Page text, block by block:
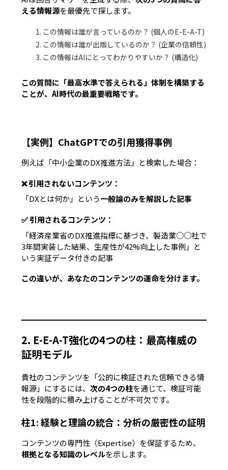
える情報源を最優先で探します。
この情報は誰が言っているのか？ (個人のE-E-A-T)
この情報は誰が出版しているのか？ (企業の信頼性)
この情報はAIにとってわかりやすいか？ (構造化)
この質問に「最高水準で答えられる」体制を構築する
ことが、AI時代の最重要戦略です。
【実例】ChatGPTでの引用獲得事例
例えば「中小企業のDX推進方法」と検索した場合：
❌ 引用されないコンテンツ：
「DXとは何か」という一般論のみを解説した記事
✅ 引用されるコンテンツ：
「経済産業省のDX推進指標に基づき、製造業○○社で
3年間実装した結果、生産性が42%向上した事例」と
いう実証データ付きの記事
この違いが、あなたのコンテンツの運命を分けます。
2. E-E-A-T強化の4つの柱：最高権威の
証明モデル
貴社のコンテンツを 「公的に検証された信頼できる情
報源」 にするには、 次の4つの柱を通じて、検証可能
性を段階的に積み上げることが不可欠です。
柱1: 経験と理論の統合：分析の厳密性の証明
コンテンツの専門性（Expertise）を保証するため、
根拠となる知識のレベルを示します。